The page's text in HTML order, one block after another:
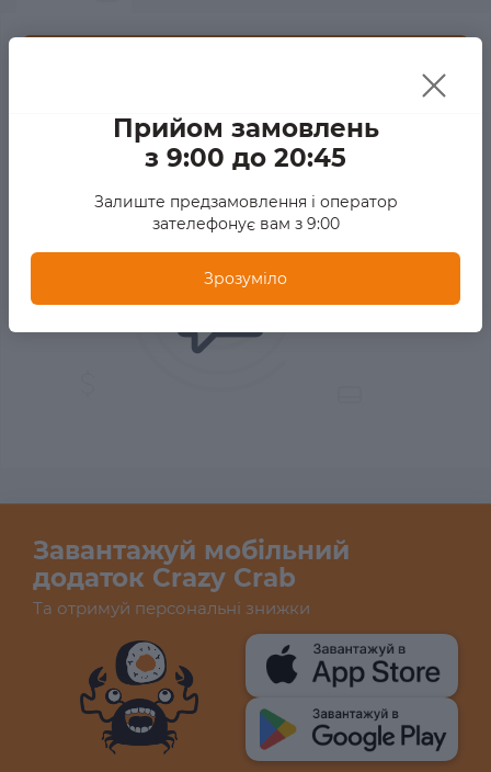
Немає відгуків про цей товар. Станьте першим,
залиште свій відгук.
Завантажуй мобільний
додаток Crazy Crab
Та отримуй персональні знижки
Прийом замовлень
з 9:00 до 20:45
Залиште предзамовлення і оператор
зателефонує вам з 9:00
Зрозуміло